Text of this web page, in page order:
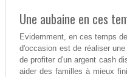
Une aubaine en ces
Evidemment, en ces temps
d'occasion est de réaliser
de profiter d'un argent cash
aider des familles à mieux